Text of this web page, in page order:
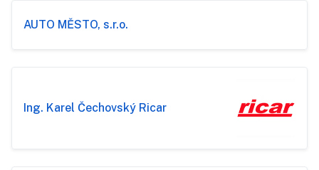
AUTO MĚSTO, s.r.o.
Ing. Karel Čechovský Ricar